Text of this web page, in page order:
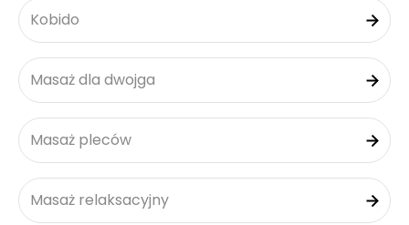
Kobido
Masaż dla dwojga
Masaż pleców
Masaż relaksacyjny